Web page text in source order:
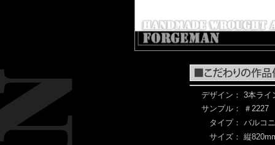
デザイン： 3本ライ
サンプル：
＃2227
タイプ： バルコ
サイズ： 縦